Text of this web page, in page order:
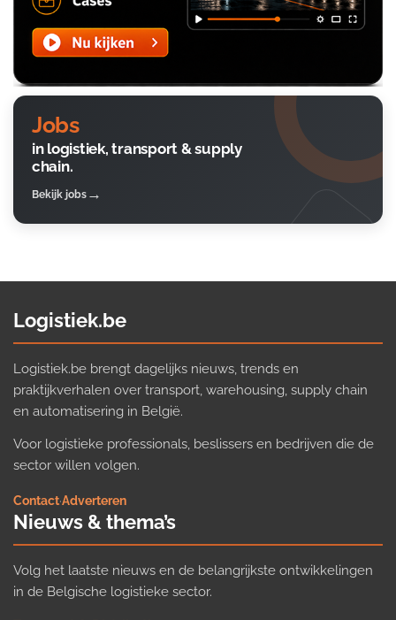
Jobs
in logistiek, transport & supply
chain.
Bekijk jobs
Logistiek.be
Logistiek.be brengt dagelijks nieuws, trends en
praktijkverhalen over transport, warehousing, supply chain
en automatisering in België.
Voor logistieke professionals, beslissers en bedrijven die de
sector willen volgen.
Contact·Adverteren
Nieuws & thema’s
Volg het laatste nieuws en de belangrijkste ontwikkelingen
in de Belgische logistieke sector.